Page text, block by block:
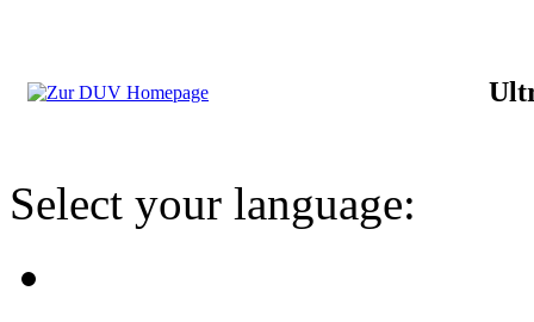
Select your language: